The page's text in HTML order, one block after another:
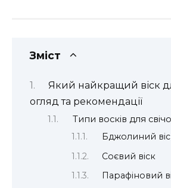
Зміст
Який найкращий віск
огляд та рекомендації
Типи восків для
Бджолиний
Соєвий віск
Парафіновий